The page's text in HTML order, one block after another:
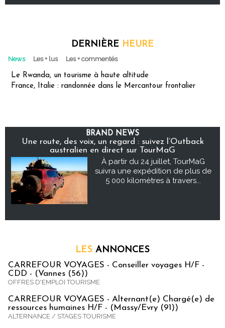
DERNIÈRE HEURE
News Les + lus Les + commentés
Le Rwanda, un tourisme à haute altitude
France, Italie : randonnée dans le Mercantour frontalier
BRAND NEWS
Une route, des voix, un regard : suivez l’Outback
australien en direct sur TourMaG
À partir du 24 juillet, TourMaG
suivra une expédition de plus de
5 000 kilomètres à travers...
LES ANNONCES
CARREFOUR VOYAGES - Conseiller voyages H/F -
CDD - (Vannes (56))
OFFRES D'EMPLOI TOURISME
CARREFOUR VOYAGES - Alternant(e) Chargé(e) de
ressources humaines H/F - (Massy/Evry (91))
ALTERNANCE / STAGES TOURISME